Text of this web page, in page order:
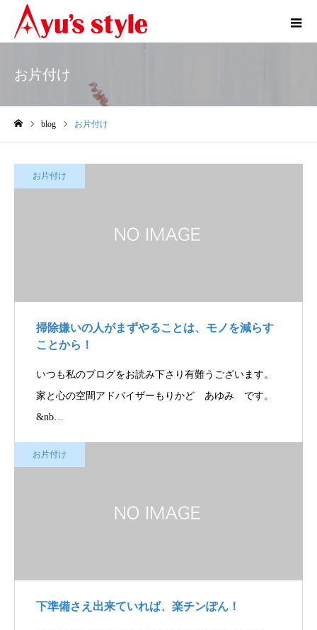
お片付け
blog お片付け
お片付け
掃除嫌いの人がまずやることは、モノを減らす
ことから！
いつも私のブログをお読み下さり有難うございます。
家と心の空間アドバイザーもりかど あゆみ です。
&nb…
お片付け
下準備さえ出来ていれば、楽チンぽん！